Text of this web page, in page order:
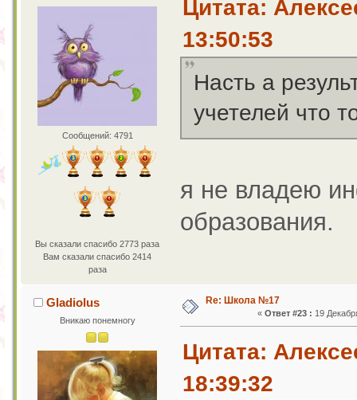
Сообщений: 4791
Вы сказали спасибо 2773 раза
Вам сказали спасибо 2414
раза
Цитата:
13:50:53
Насть а
учетелей что
я не владею
образования.
Gladiolus
Вникаю понемногу
Re: Школа №17
« Ответ #23 : 19
Цитата:
18:39:32